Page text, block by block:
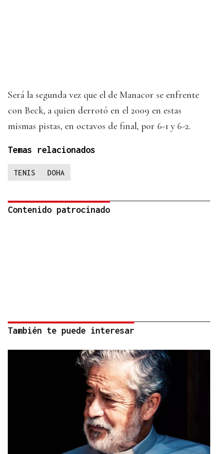
Será la segunda vez que el de Manacor se enfrente
con Beck, a quien derrotó en el 2009 en estas
mismas pistas, en octavos de final, por 6-1 y 6-2.
Temas relacionados
TENIS DOHA
Contenido patrocinado
También te puede interesar